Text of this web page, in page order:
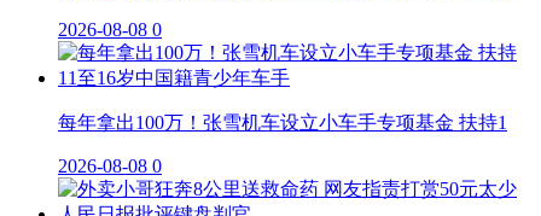
2026-08-08 0
每年拿出100万！张雪机车设立小车手专项基金 扶持1
2026-08-08 0